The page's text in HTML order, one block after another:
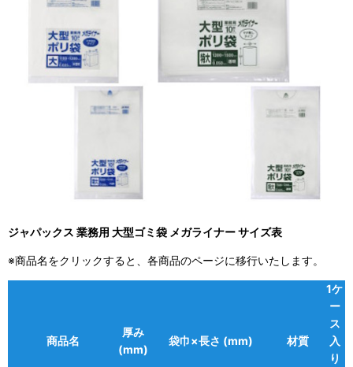
ジャパックス 業務用 大型ゴミ袋 メガライナー サイズ表
※商品名をクリックすると、各商品のページに移行いたします。
商品名
厚み
(mm)
袋巾×長さ (mm) 材質
1ケ
ー
ス
入
り